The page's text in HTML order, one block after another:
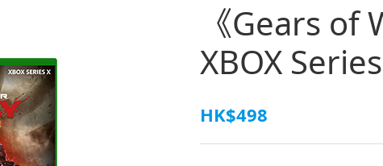
《Gears of
XBOX
HK$498